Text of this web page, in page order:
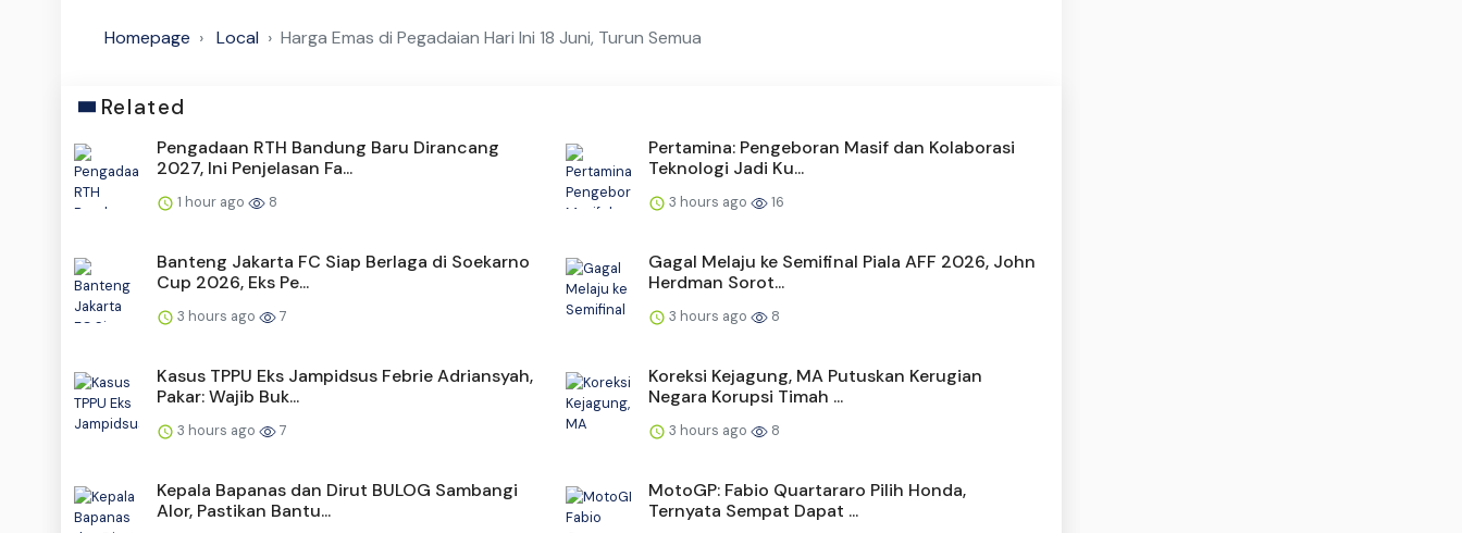
Homepage Local Harga Emas di Pegadaian Hari Ini 18 Juni, Turun Semua
Related
Pengadaan RTH Bandung Baru Dirancang
2027, Ini Penjelasan Fa...
1 hour ago 8
Pertamina: Pengeboran Masif dan Kolaborasi
Teknologi Jadi Ku...
3 hours ago 16
Banteng Jakarta FC Siap Berlaga di Soekarno
Cup 2026, Eks Pe...
3 hours ago 7
Gagal Melaju ke Semifinal Piala AFF 2026, John
Herdman Sorot...
3 hours ago 8
Kasus TPPU Eks Jampidsus Febrie Adriansyah,
Pakar: Wajib Buk...
3 hours ago 7
Koreksi Kejagung, MA Putuskan Kerugian
Negara Korupsi Timah ...
3 hours ago 8
Kepala Bapanas dan Dirut BULOG Sambangi
Alor, Pastikan Bantu...
MotoGP: Fabio Quartararo Pilih Honda,
Ternyata Sempat Dapat ...